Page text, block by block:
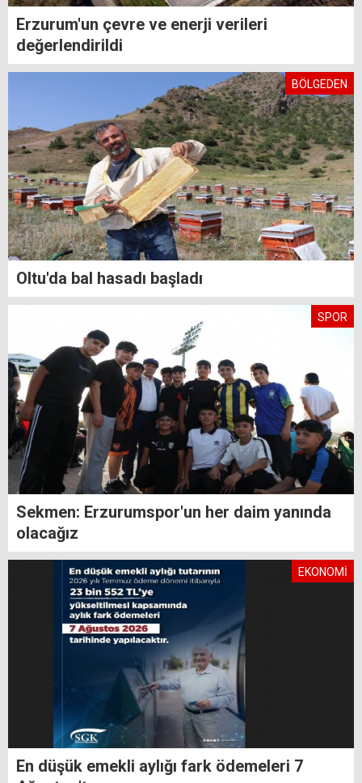
Erzurum'un çevre ve enerji verileri
değerlendirildi
BÖLGEDEN
Oltu'da bal hasadı başladı
SPOR
Sekmen: Erzurumspor'un her daim yanında
olacağız
EKONOMİ
En düşük emekli aylığı fark ödemeleri 7